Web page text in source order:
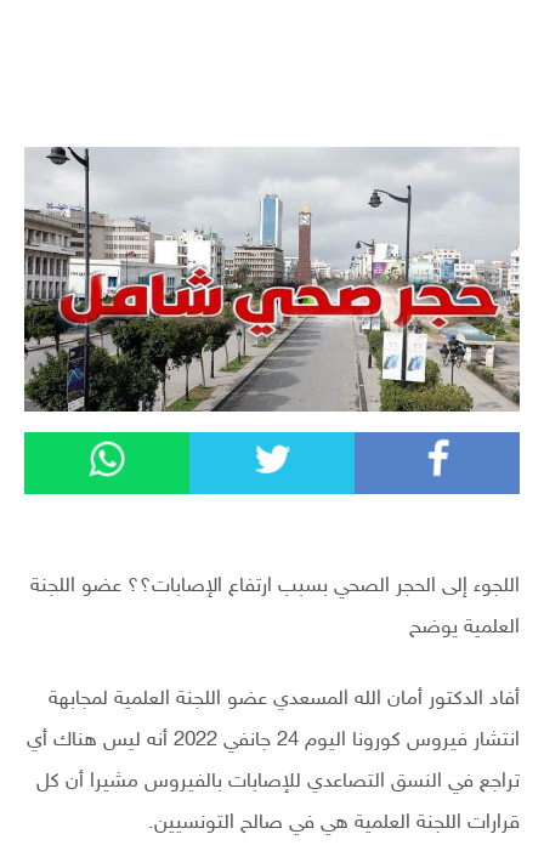
اللجوء إلى الحجر الصحي بسبب ارتفاع الإصابات؟؟ عضو اللجنة
العلمية يوضح
أفاد الدكتور أمان الله المسعدي عضو اللجنة العلمية لمجابهة
انتشار فيروس كورونا اليوم 24 جانفي 2022 أنه ليس هناك أي
تراجع في النسق التصاعدي للإصابات بالفيروس مشيرا أن كل
قرارات اللجنة العلمية هي في صالح التونسيين.